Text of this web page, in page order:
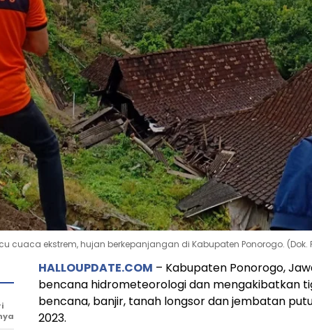
cuaca ekstrem, hujan berkepanjangan di Kabupaten Ponorogo. (Dok.
HALLOUPDATE.COM – Kabupaten Ponorogo,
bencana hidrometeorologi dan mengakibatkan
bencana, banjir, tanah longsor dan jembatan
2023.